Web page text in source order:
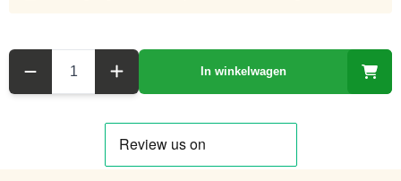
In winkelwagen